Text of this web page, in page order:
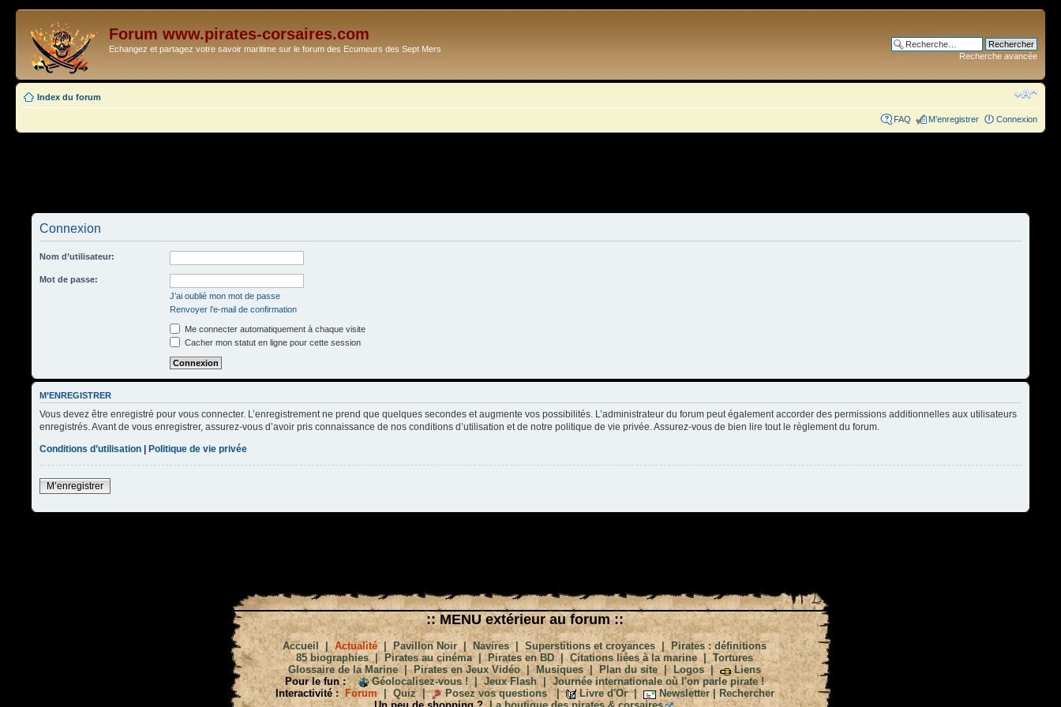
Forum www.pirates-corsaires.com
Echangez et partagez votre savoir maritime sur le forum des Ecumeurs des Sept Mers
Recherche avancée
Index du forum
FAQ M’enregistrer Connexion
Connexion
Nom d’utilisateur:
Mot de passe:
J’ai oublié mon mot de passe
Renvoyer l’e-mail de confirmation
Me connecter automatiquement à chaque visite
Cacher mon statut en ligne pour cette session
M’ENREGISTRER
Vous devez être enregistré pour vous connecter. L’enregistrement ne prend que quelques secondes et augmente vos possibilités. L’administrateur du forum peut également accorder des permissions additionnelles aux utilisateurs
enregistrés. Avant de vous enregistrer, assurez-vous d’avoir pris connaissance de nos conditions d’utilisation et de notre politique de vie privée. Assurez-vous de bien lire tout le règlement du forum.
Conditions d’utilisation | Politique de vie privée
M’enregistrer
:: MENU extérieur au forum ::
Accueil|Actualité|Pavillon Noir|Navires|Superstitions et croyances|Pirates : définitions
85 biographies| Pirates au cinéma|Pirates en BD|Citations liées à la marine|Tortures
Glossaire de la Marine|Pirates en Jeux Vidéo|Musiques|Plan du site|Logos|
Liens
Pour le fun :
Géolocalisez-vous !|Jeux Flash|Journée internationale où l'on parle pirate !
Interactivité : Forum| Quiz| Posez vos questions| Livre d'Or| Newsletter| Rechercher